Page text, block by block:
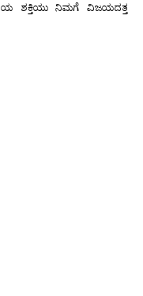
ಯ ಶಕ್ತಿಯು ನಿಮಗೆ ವಿಜಯದತ್ತ